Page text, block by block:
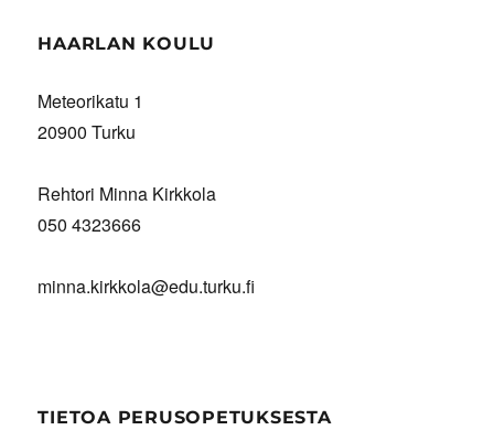
HAARLAN KOULU
Meteorikatu 1
20900 Turku
Rehtori Minna Kirkkola
050 4323666
minna.kirkkola@edu.turku.fi
TIETOA PERUSOPETUKSESTA